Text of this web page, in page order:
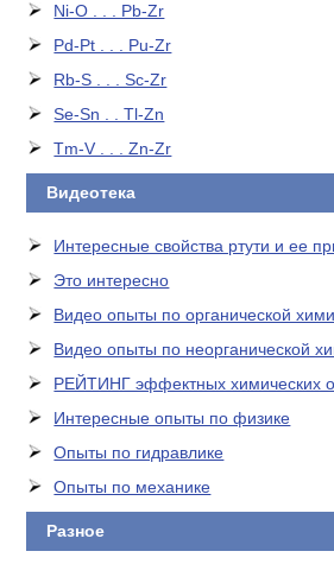
Ni-O . . . Pb-Zr
Pd-Pt . . . Pu-Zr
Rb-S . . . Sc-Zr
Se-Sn . . Tl-Zn
Tm-V . . . Zn-Zr
Видеотека
Интересные свойства ртути и ее
Это интересно
Видео опыты по органической
Видео опыты по неорганической
РЕЙТИНГ эффектных химических
Интересные опыты по физике
Опыты по гидравлике
Опыты по механике
Разное